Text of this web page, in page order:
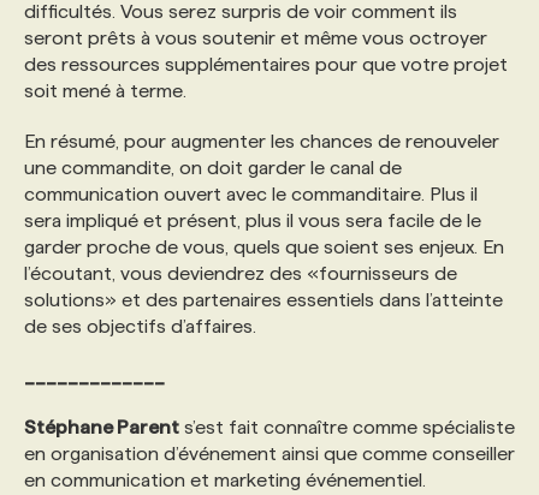
difficultés. Vous serez surpris de voir comment ils
seront prêts à vous soutenir et même vous octroyer
des ressources supplémentaires pour que votre projet
soit mené à terme.
En résumé, pour augmenter les chances de renouveler
une commandite, on doit garder le canal de
communication ouvert avec le commanditaire. Plus il
sera impliqué et présent, plus il vous sera facile de le
garder proche de vous, quels que soient ses enjeux. En
l’écoutant, vous deviendrez des «fournisseurs de
solutions» et des partenaires essentiels dans l’atteinte
de ses objectifs d’affaires.
Stéphane Parent s’est fait connaître comme spécialiste
en organisation d’événement ainsi que comme conseiller
en communication et marketing événementiel.